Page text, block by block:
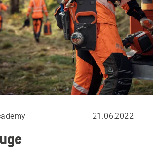
21.06.2022